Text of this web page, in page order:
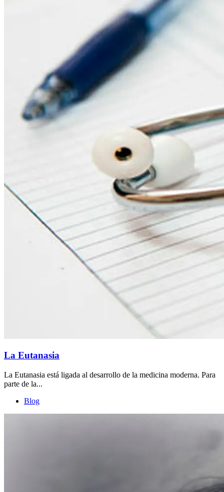
La Eutanasia
La Eutanasia está ligada al desarrollo de la medicina moderna. Para
parte de la...
Blog